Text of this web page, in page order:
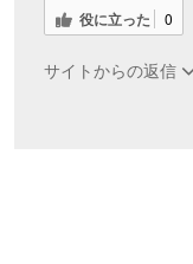
役に立った 0
サイトからの返信